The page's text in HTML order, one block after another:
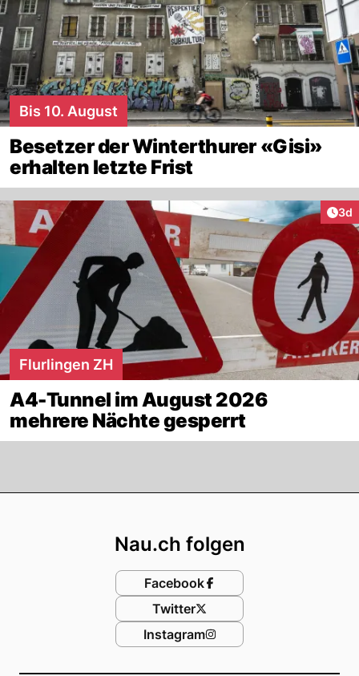
Bis 10. August
Besetzer der Winterthurer «Gisi»
erhalten letzte Frist
3d
Flurlingen ZH
A4-Tunnel im August 2026
mehrere Nächte gesperrt
Nau.ch folgen
Facebook
Twitter
Instagram